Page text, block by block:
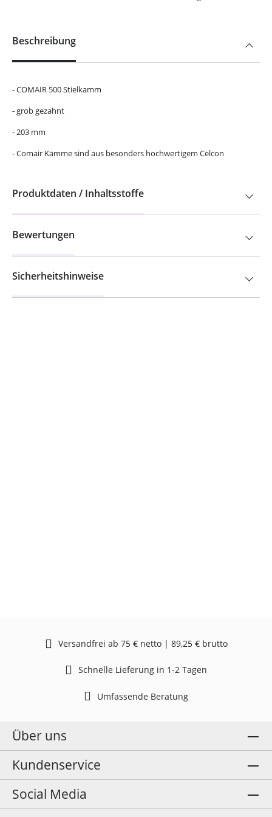
Beschreibung
- COMAIR 500 Stielkamm
- grob gezahnt
- 203 mm
- Comair Kämme sind aus besonders hochwertigem Celcon
Produktdaten / Inhaltsstoffe
Bewertungen
Sicherheitshinweise
Versandfrei ab 75 € netto | 89,25 € brutto
Schnelle Lieferung in 1-2 Tagen
Umfassende Beratung
Über uns
Kundenservice
Social Media